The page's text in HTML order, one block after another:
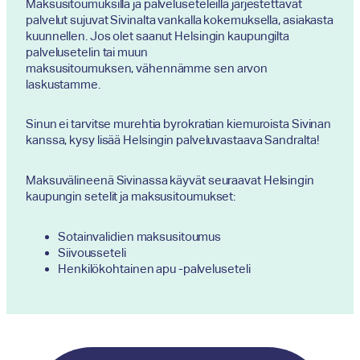
Maksusitoumuksilla ja palveluseteleillä järjestettävät
palvelut sujuvat Sivinalta vankalla kokemuksella, asiakasta
kuunnellen. Jos olet saanut Helsingin kaupungilta
palvelusetelin tai muun
maksusitoumuksen, vähennämme sen arvon
laskustamme.
Sinun ei tarvitse murehtia byrokratian kiemuroista Sivinan
kanssa, kysy lisää Helsingin palveluvastaava Sandralta!
Maksuvälineenä Sivinassa käyvät seuraavat Helsingin
kaupungin setelit ja maksusitoumukset:
Sotainvalidien maksusitoumus
Siivousseteli
Henkilökohtainen apu -palveluseteli